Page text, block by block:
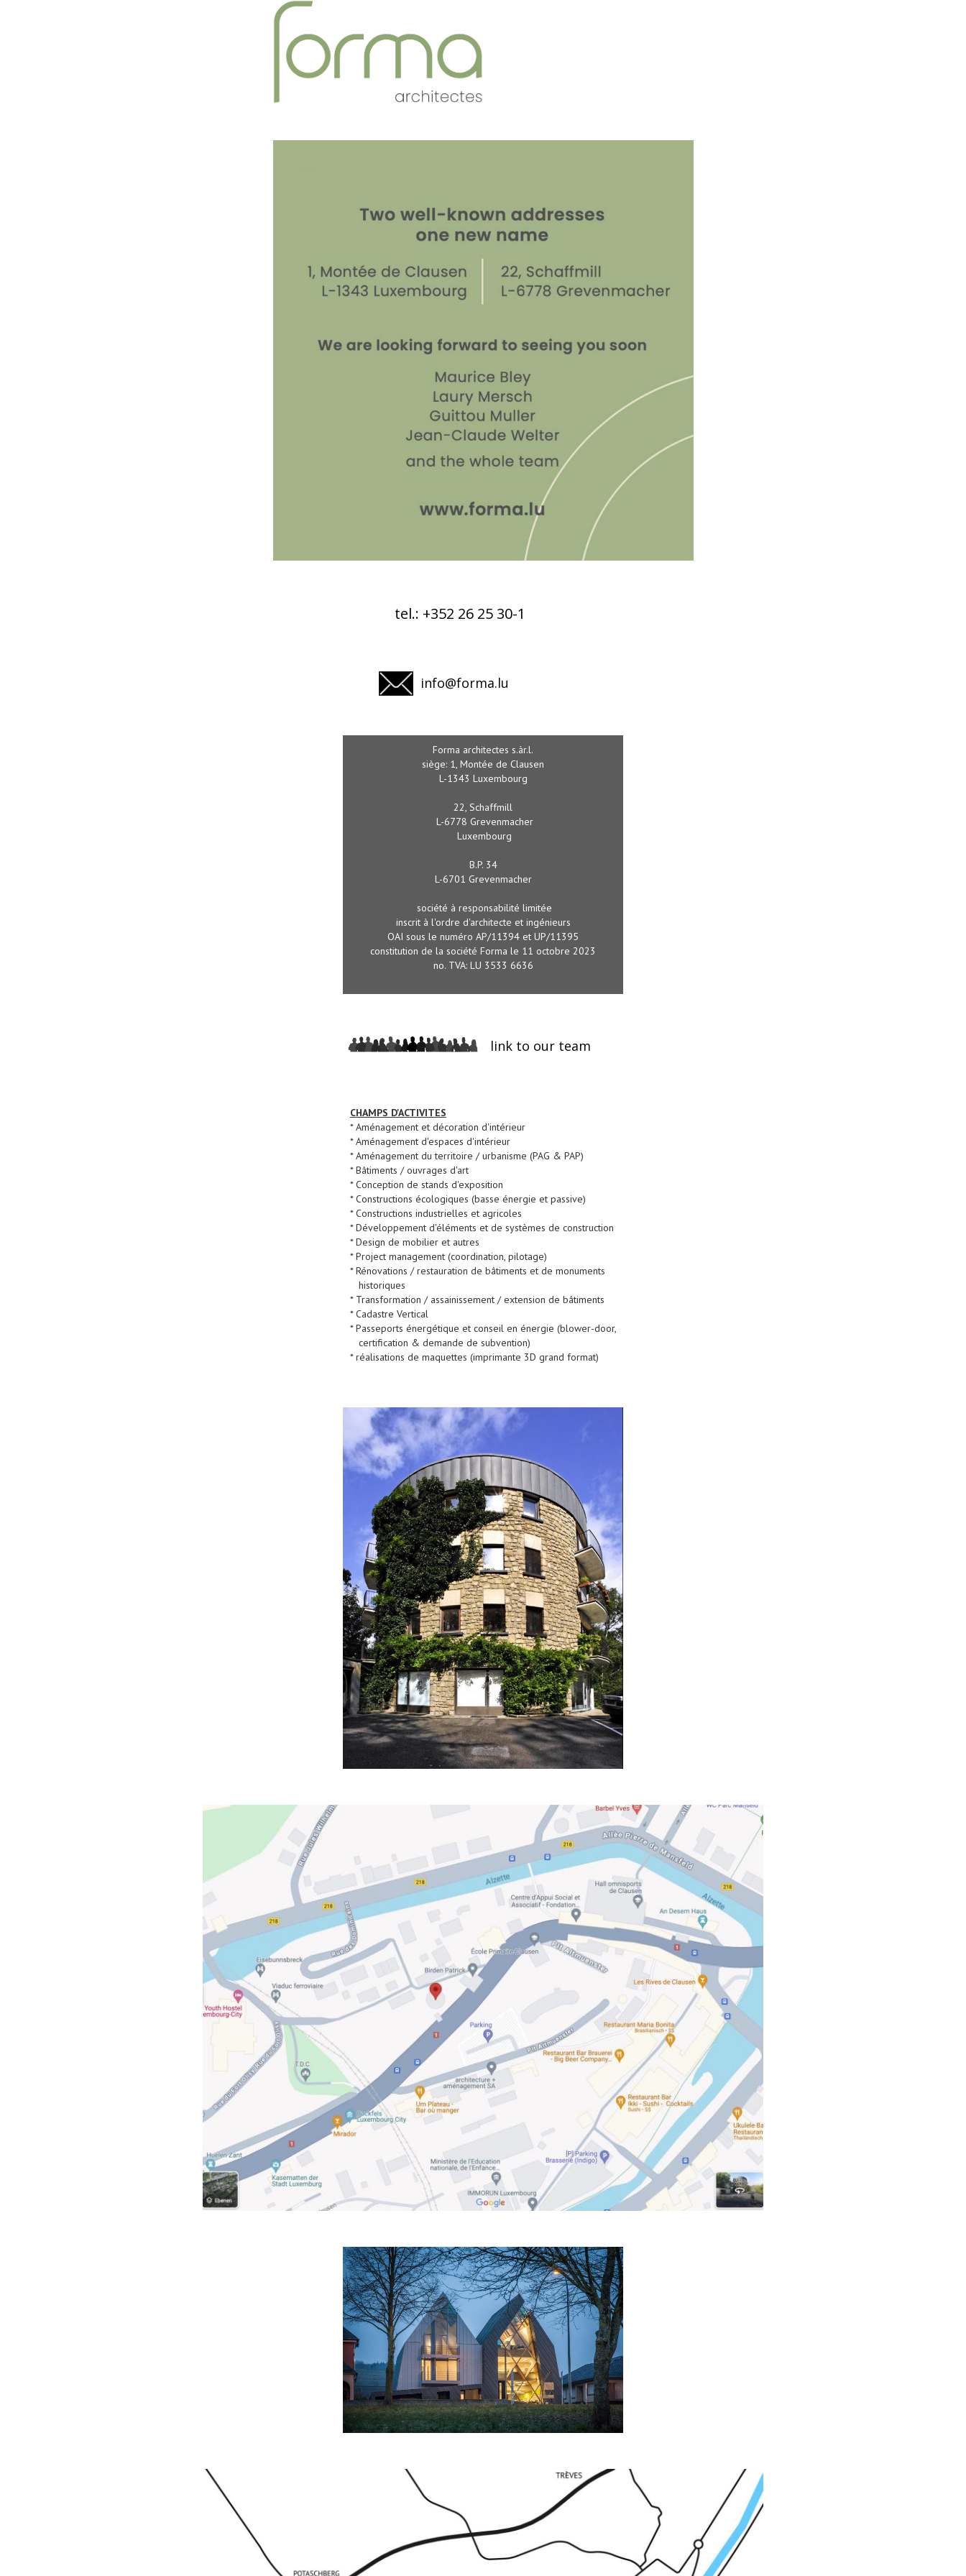
tel.: +352 26 25 30-1
info@forma.lu
Forma architectes s.àr.l.
siège: 1, Montée de Clausen
L-1343 Luxembourg
22, Schaffmill
L-6778 Grevenmacher
Luxembourg
B.P. 34
L-6701 Grevenmacher
société à responsabilité limitée
inscrit à l'ordre d'architecte et ingénieurs
OAI sous le numéro AP/11394 et UP/11395
constitution de la société Forma le 11 octobre 2023
no. TVA: LU 3533 6636
link to our team
CHAMPS D'ACTIVITES
* Aménagement et décoration d'intérieur
* Aménagement d'espaces d'intérieur
* Aménagement du territoire / urbanisme (PAG & PAP)
* Bâtiments / ouvrages d'art
* Conception de stands d'exposition
* Constructions écologiques (basse énergie et passive)
* Constructions industrielles et agricoles
* Développement d'éléments et de systèmes de construction
* Design de mobilier et autres
* Project management (coordination, pilotage)
* Rénovations / restauration de bâtiments et de monuments
historiques
* Transformation / assainissement / extension de bâtiments
* Cadastre Vertical
* Passeports énergétique et conseil en énergie (blower-door,
certification & demande de subvention)
* réalisations de maquettes (imprimante 3D grand format)